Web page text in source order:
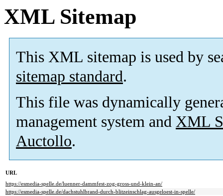
XML Sitemap
This XML sitemap is used by
sitemap standard.
This file was dynamically
management system and XML
Auctollo.
URL
https://esmedia-spelle.de/luenner-dammfest-zog-gross-und-klein-an/
https://esmedia-spelle.de/dachstuhlbrand-durch-blitzeinschlag-ausgeloest-in-spelle/